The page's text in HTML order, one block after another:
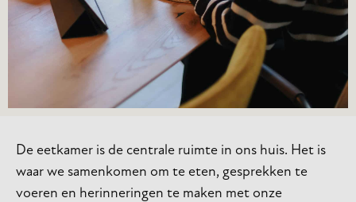
De eetkamer is de centrale ruimte in ons huis. Het is
waar we samenkomen om te eten, gesprekken te
voeren en herinneringen te maken met onze